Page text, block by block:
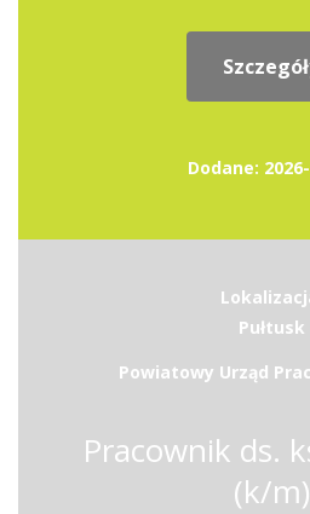
Dodane:
Pułtusk
Powiatowy Urząd
Pracownik ds.
(k/m)